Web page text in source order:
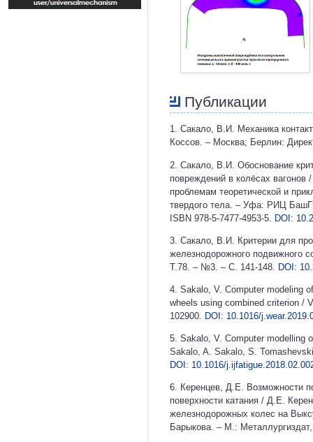
Публикации
1. Сакало, В.И. Механика
Коссов. – Москва; Берлин:
2. Сакало, В.И. Обоснование
повреждений в колёсах
проблемам теоретической и
твердого тела. – Уфа: РИЦ
ISBN 978-5-7477-4953-5. DOI:
3. Сакало, В.И. Критерии для
железнодорожного подвижного
Т.78. – №3. – С. 141-148.
DOI:
4. Sakalo, V. Computer modeling
wheels using combined criterion /
102900.
DOI: 10.1016/
5. Sakalo, V. Computer modelling
Sakalo, A. Sakalo, S.
DOI: 10.1016/
6. Керенцев, Д.Е. Возможности
поверхности катания / Д.Е.
железнодорожных колес на
Барыкова. – М.: